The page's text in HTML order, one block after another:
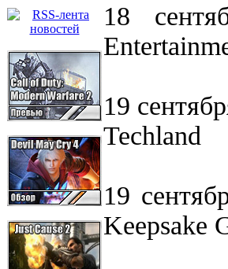
18
19
Techland
19
Keepsake